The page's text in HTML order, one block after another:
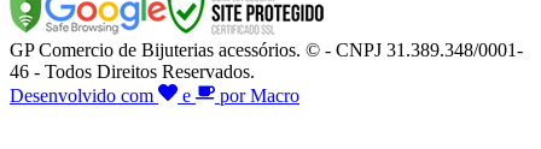
GP Comercio de Bijuterias acessórios. © - CNPJ 31.389.348/0001-
46 - Todos Direitos Reservados.
Desenvolvido com
e por Macro